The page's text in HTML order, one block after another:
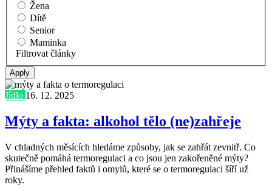
Žena
Dítě
Senior
Maminka
Filtrovat články
Jídlo 16. 12. 2025
Mýty a fakta: alkohol tělo (ne)zahřeje
V chladných měsících hledáme způsoby, jak se zahřát zevnitř. Co
skutečně pomáhá termoregulaci a co jsou jen zakořeněné mýty?
Přinášíme přehled faktů i omylů, které se o termoregulaci šíří už
roky.